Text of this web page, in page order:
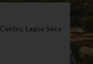
Lagoa Seca